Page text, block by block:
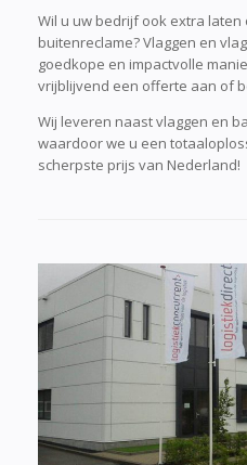
Wil u uw bedrijf ook extra
buitenreclame? Vlaggen en
goedkope en impactvolle
vrijblijvend een offerte aan of
Wij leveren naast vlaggen en
waardoor we u een
scherpste prijs van Nederland!